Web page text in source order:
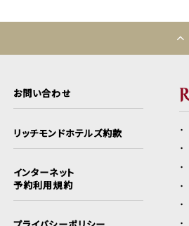
お問い合わせ
リッチモンドホテルズ約款
インターネット
予約利用規約